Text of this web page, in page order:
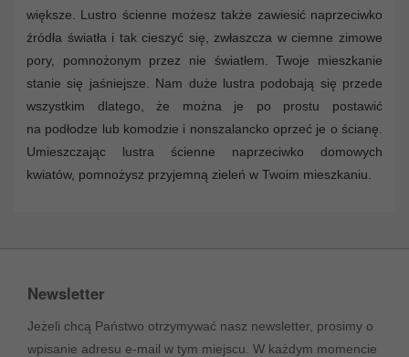
większe. Lustro ścienne możesz także zawiesić naprzeciwko
źródła światła i tak cieszyć się, zwłaszcza w ciemne zimowe
pory, pomnożonym przez nie światłem. Twoje mieszkanie
stanie się jaśniejsze. Nam duże lustra podobają się przede
wszystkim dlatego, że można je po prostu postawić
na podłodze lub komodzie i nonszalancko oprzeć je o ścianę.
Umieszczając lustra ścienne naprzeciwko domowych
kwiatów, pomnożysz przyjemną zieleń w Twoim mieszkaniu.
Newsletter
Jeżeli chcą Państwo otrzymywać nasz newsletter, prosimy o
wpisanie adresu e-mail w tym miejscu. W każdym momencie